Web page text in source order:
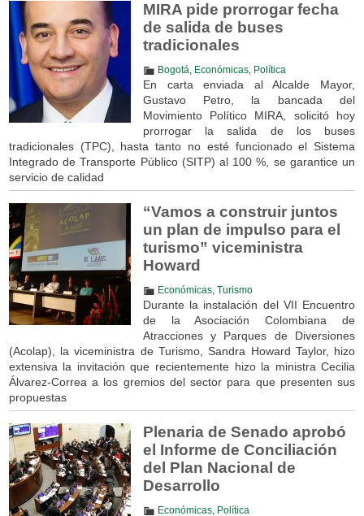
MIRA pide prorrogar fecha
de salida de buses
tradicionales
Bogotá Económicas, Política
En carta enviada al Alcalde Mayor,
Gustavo Petro, la bancada del
Movimiento Político MIRA, solicitó hoy
prorrogar la salida de los buses
tradicionales (TPC), hasta tanto no esté funcionado el Sistema
Integrado de Transporte Público (SITP) al 100 %, se garantice un
servicio de calidad
“Vamos a construir juntos
un plan de impulso para el
turismo” viceministra
Howard
Económicas, Turismo
Durante la instalación del VII Encuentro
de la Asociación Colombiana de
Atracciones y Parques de Diversiones
(Acolap), la viceministra de Turismo, Sandra Howard Taylor, hizo
extensiva la invitación que recientemente hizo la ministra Cecilia
Álvarez-Correa a los gremios del sector para que presenten sus
propuestas
Plenaria de Senado aprobó
el Informe de Conciliación
del Plan Nacional de
Desarrollo
Económicas, Política